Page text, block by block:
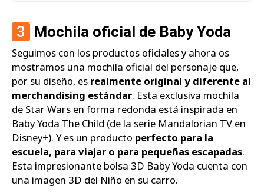
3 Mochila oficial de Baby Yoda
Seguimos con los productos oficiales y ahora os
mostramos una mochila oficial del personaje que,
por su diseño, es realmente original y diferente al
merchandising estándar. Esta exclusiva mochila
de Star Wars en forma redonda está inspirada en
Baby Yoda The Child (de la serie Mandalorian TV en
Disney+). Y es un producto perfecto para la
escuela, para viajar o para pequeñas escapadas.
Esta impresionante bolsa 3D Baby Yoda cuenta con
una imagen 3D del Niño en su carro.